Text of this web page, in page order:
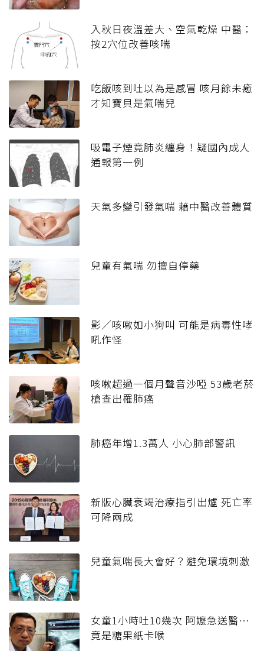
入秋日夜溫差大、空氣乾燥 中醫：
按2穴位改善咳喘
吃飯咳到吐以為是感冒 咳月餘未癒
才知寶貝是氣喘兒
吸電子煙竟肺炎纏身！疑國內成人
通報第一例
天氣多變引發氣喘 藉中醫改善體質
兒童有氣喘 勿擅自停藥
影／咳嗽如小狗叫 可能是病毒性哮
吼作怪
咳嗽超過一個月聲音沙啞 53歲老菸
槍查出罹肺癌
肺癌年增1.3萬人 小心肺部警訊
新版心臟衰竭治療指引出爐 死亡率
可降兩成
兒童氣喘長大會好？避免環境刺激
女童1小時吐10幾次 阿嬤急送醫…
竟是糖果紙卡喉